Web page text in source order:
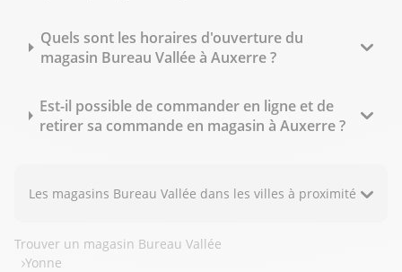
Quels sont les horaires d'ouverture du
magasin Bureau Vallée à Auxerre ?
Est-il possible de commander en ligne et de
retirer sa commande en magasin à Auxerre ?
Les magasins Bureau Vallée dans les villes à proximité
Trouver un magasin Bureau Vallée
Yonne